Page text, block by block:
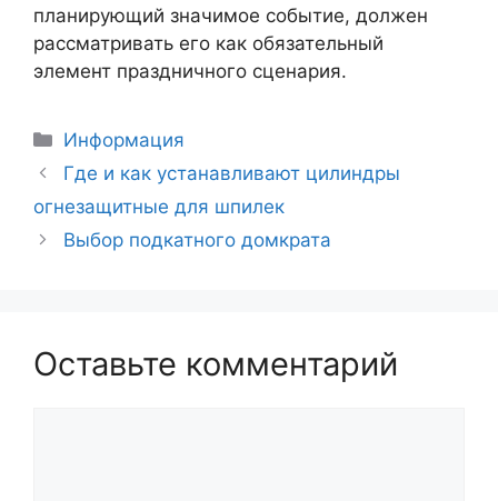
планирующий значимое событие, должен
рассматривать его как обязательный
элемент праздничного сценария.
Рубрики
Информация
Навигация
Где и как устанавливают цилиндры
огнезащитные для шпилек
Выбор подкатного домкрата
Оставьте комментарий